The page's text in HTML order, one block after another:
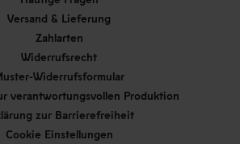
Versand & Lieferung
Zahlarten
Widerrufsrecht
Widerrufsformular
verantwortungsvollen Produktion
zur Barrierefreiheit
Cookie Einstellungen